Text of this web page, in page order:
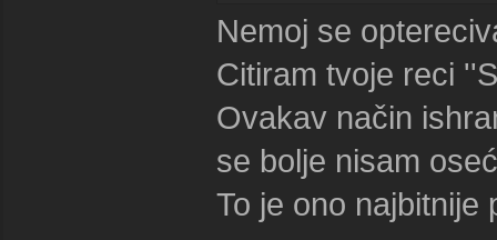
Nemoj se
Citiram tvoje reci
Ovakav način
se bolje nisam
To je ono najbitnije